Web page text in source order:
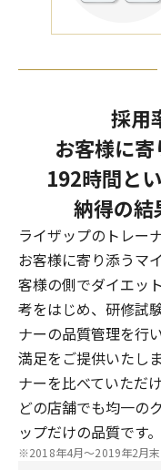
採用
お客様に寄
192時間と
納得の結
ライザップのトレー
お客様に寄り添うマ
客様の側でダイエッ
考をはじめ、研修試
ナーの品質管理を行
満足をご提供いたし
ナーを比べていただ
どの店舗でも均一の
ップだけの品質です。
※2018年4月～2019年2月